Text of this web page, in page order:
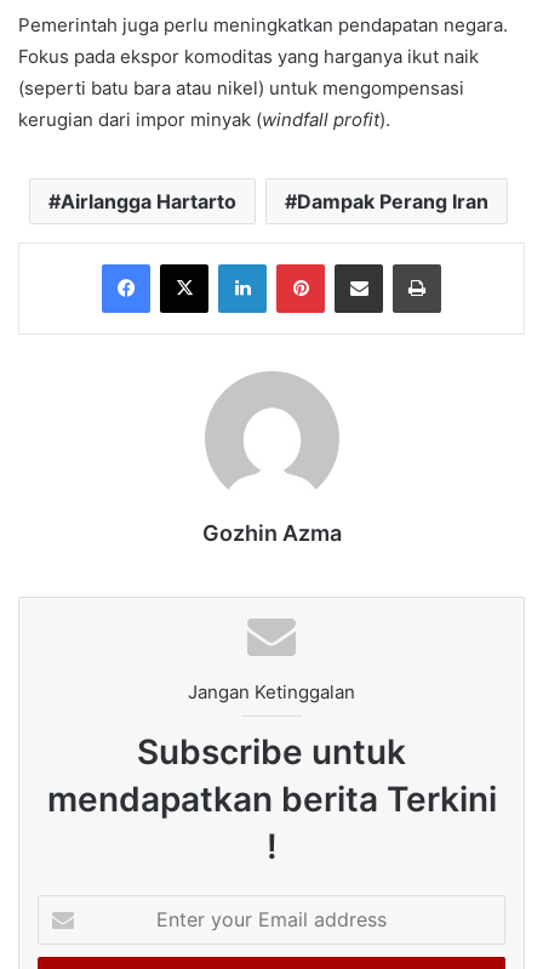
Pemerintah juga perlu meningkatkan pendapatan negara.
Fokus pada ekspor komoditas yang harganya ikut naik
(seperti batu bara atau nikel) untuk mengompensasi
kerugian dari impor minyak (windfall profit).
Airlangga Hartarto Dampak Perang Iran
Facebook
X LinkedInPinterestShare via Email Print
Gozhin Azma
Jangan Ketinggalan
Subscribe untuk
mendapatkan berita Terkini
!
your
Email